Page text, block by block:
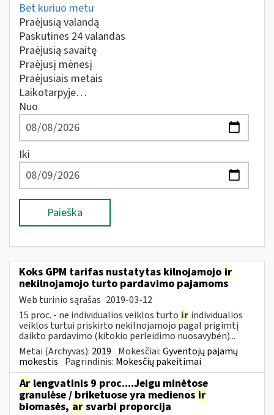
Bet kuriuo metu
Praėjusią valandą
Paskutines 24 valandas
Praėjusią savaitę
Praėjusį mėnesį
Praėjusiais metais
Laikotarpyje…
Nuo
Iki
Paieška
Koks GPM tarifas nustatytas kilnojamojo ir
nekilnojamojo turto pardavimo pajamoms
Web turinio sąrašas 2019-03-12
15 proc. - ne individualios veiklos turto ir individualios
veiklos turtui priskirto nekilnojamojo pagal prigimtį
daikto pardavimo (kitokio perleidimo nuosavybėn)...
Metai (Archyvas): 2019 Mokesčiai:Gyventojų pajamų
mokestis Pagrindinis: Mokesčių pakeitimai
Ar lengvatinis 9 proc....Jeigu minėtose
granulėse / briketuose yra medienos ir
biomasės, ar svarbi proporcija